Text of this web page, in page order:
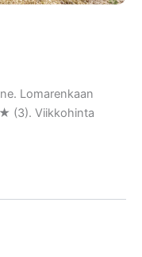
Lomarenkaan
(3). Viikkohinta